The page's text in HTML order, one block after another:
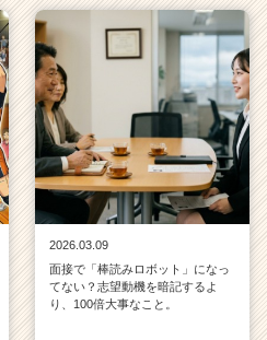
2026.03.09
面接で「棒読みロボット」になっ
てない？志望動機を暗記するよ
り、100倍大事なこと。